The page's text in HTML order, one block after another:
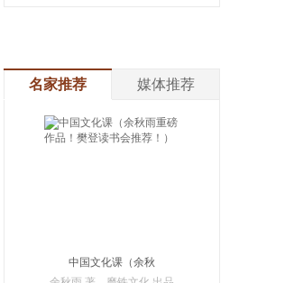
亚研究所所长，
的终身教授。早
年留学国外，通
广的语系印欧语
系中的一种独立
名家推荐 媒体推荐
中国文化课（余秋